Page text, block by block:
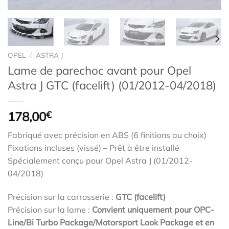
OPEL / ASTRA J
Lame de parechoc avant pour Opel
Astra J GTC (facelift) (01/2012-04/2018)
178,00€
Fabriqué avec précision en ABS (6 finitions au choix)
Fixations incluses (vissé) – Prêt à être installé
Spécialement conçu pour Opel Astra J (01/2012-
04/2018)
Précision sur la carrosserie : GTC (facelift)
Précision sur la lame : Convient uniquement pour OPC-
Line/Bi Turbo Package/Motorsport Look Package et en